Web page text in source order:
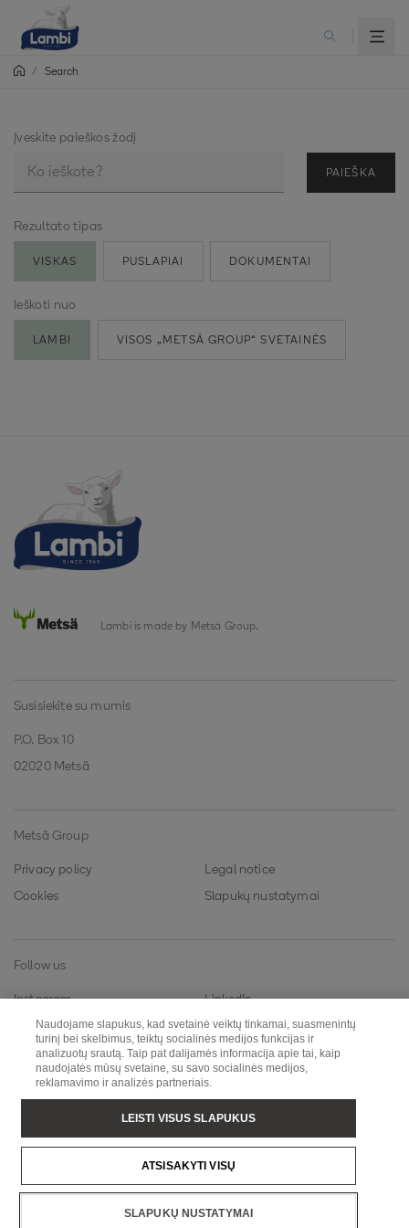
/ Search
Įveskite paieškos žodį
PAIEŠKA
Rezultato tipas
VISKAS PUSLAPIAI DOKUMENTAI
Ieškoti nuo
LAMBI VISOS „METSÄ GROUP“ SVETAINĖS
Lambi is made by Metsä Group.
Susisiekite su mumis
P.O. Box 10
02020 Metsä
Metsä Group
Privacy policy
Legal notice
Cookies
Slapukų nustatymai
Follow us
Instagram
LinkedIn
YouTube
Twitter
Metsä Board
Metsä Spring
Copyright © Metsä Group
Naudojame slapukus, kad svetainė veiktų tinkamai, suasmenintų
turinį bei skelbimus, teiktų socialinės medijos funkcijas ir
analizuotų srautą. Taip pat dalijamės informacija apie tai, kaip
naudojatės mūsų svetaine, su savo socialinės medijos,
reklamavimo ir analizės partneriais.
SLAPUKŲ NUSTATYMAI
ATSISAKYTI VISŲ
LEISTI VISUS SLAPUKUS